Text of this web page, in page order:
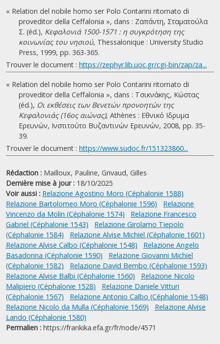
« Relation del nobile homo ser Polo Contarini ritornato di
proveditor della Ceffalonia », dans : Ζαπάντη, Σταματούλα
Σ. (éd.), Κεφαλονιά 1500-1571 : η συγκρότηση της
κοινωνίας του νησιού, Thessalonique : University Studio
Press, 1999, pp. 363-365.
Trouver le document : https://zephyr.lib.uoc.gr/cgi-bin/zap/za...
« Relation del nobile homo ser Polo Contarini ritornato di
proveditor della Ceffalonia », dans : Τσικνάκης, Κώστας
(éd.), Οι εκθέσεις των Βενετών προνοητών της
Κεφαλονιάς (16ος αιώνας), Athènes : Εθνικό Ιδρυμα
Ερευνών, Ινστιτούτο Βυζαντινών Ερευνών, 2008, pp. 35-
39.
Trouver le document : https://www.sudoc.fr/151323860...
Rédaction : Mailloux, Pauline, Grivaud, Gilles
Dernière mise à jour : 18/10/2025
Voir aussi : Relazione Agostino Moro (Céphalonie 1588)
Relazione Bartolomeo Moro (Céphalonie 1596)
Relazione
Vincenzo da Molin (Céphalonie 1574)
Relazione Francesco
Gabriel (Céphalonie 1543)
Relazione Girolamo Tiepolo
(Céphalonie 1584)
Relazione Alvise Michiel (Céphalonie 1601)
Relazione Alvise Calbo (Céphalonie 1548)
Relazione Angelo
Basadonna (Céphalonie 1590)
Relazione Giovanni Michiel
(Céphalonie 1582)
Relazione David Bembo (Céphalonie 1593)
Relazione Alvise Balbi (Céphalonie 1560)
Relazione Nicolo
Malipiero (Céphalonie 1528)
Relazione Daniele Vitturi
(Céphalonie 1567)
Relazione Antonio Calbo (Céphalonie 1548)
Relazione Nicolo da Mulla (Céphalonie 1569)
Relazione Alvise
Lando (Céphalonie 1580)
Permalien : https://frankika.efa.gr/fr/node/4571